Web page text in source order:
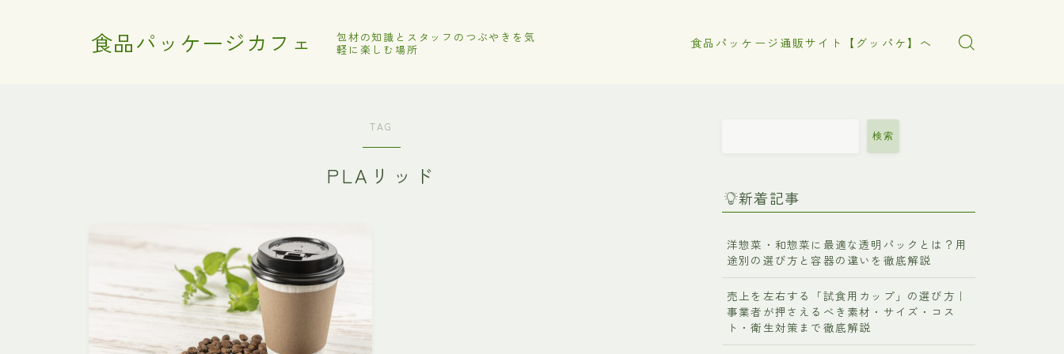
食品パッケージカフェ
包材の知識とスタッフのつぶやきを気
軽に楽しむ場所
食品パッケージ通販サイト【グッパケ】へ
TAG
PLAリッド
検索
新着記事
洋惣菜・和惣菜に最適な透明パックとは？用
途別の選び方と容器の違いを徹底解説
売上を左右する「試食用カップ」の選び方｜
事業者が押さえるべき素材・サイズ・コス
ト・衛生対策まで徹底解説